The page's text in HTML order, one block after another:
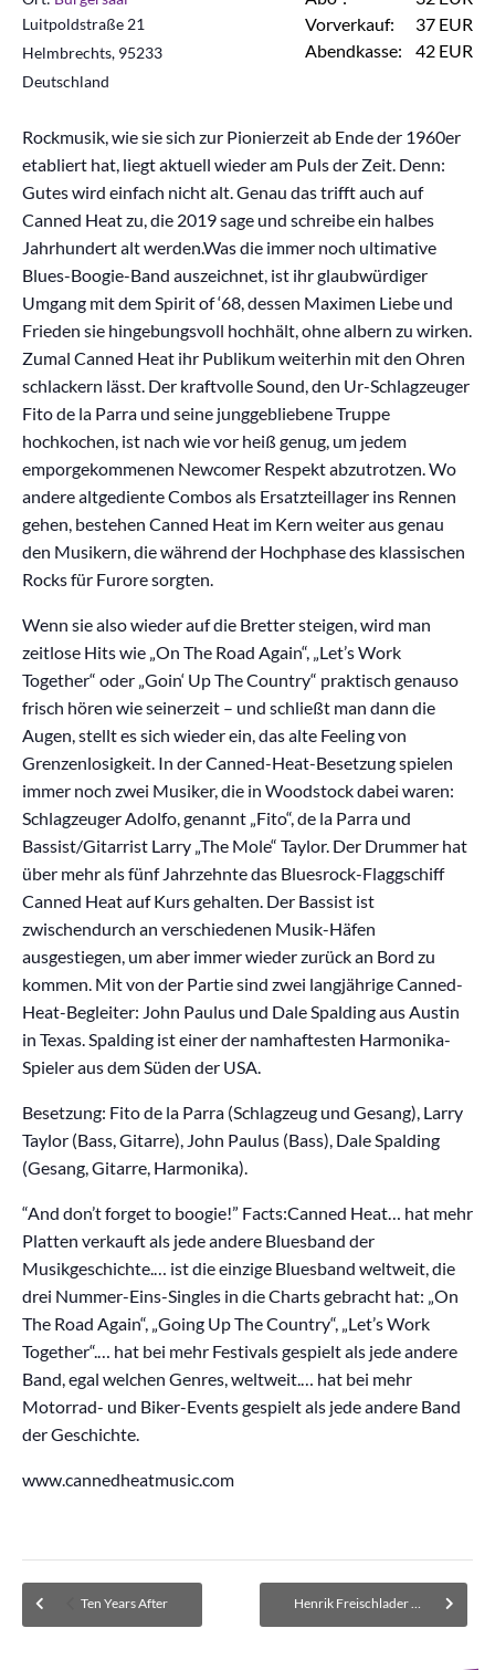
Luitpoldstraße 21
Helmbrechts, 95233
Deutschland
Vorverkauf:
37 EUR
Abendkasse:
42 EUR
Rockmusik, wie sie sich zur Pionierzeit ab Ende der 1960er
etabliert hat, liegt aktuell wieder am Puls der Zeit. Denn:
Gutes wird einfach nicht alt. Genau das trifft auch auf
Canned Heat zu, die 2019 sage und schreibe ein halbes
Jahrhundert alt werden.Was die immer noch ultimative
Blues-Boogie-Band auszeichnet, ist ihr glaubwürdiger
Umgang mit dem Spirit of ‘68, dessen Maximen Liebe und
Frieden sie hingebungsvoll hochhält, ohne albern zu wirken.
Zumal Canned Heat ihr Publikum weiterhin mit den Ohren
schlackern lässt. Der kraftvolle Sound, den Ur-Schlagzeuger
Fito de la Parra und seine junggebliebene Truppe
hochkochen, ist nach wie vor heiß genug, um jedem
emporgekommenen Newcomer Respekt abzutrotzen. Wo
andere altgediente Combos als Ersatzteillager ins Rennen
gehen, bestehen Canned Heat im Kern weiter aus genau
den Musikern, die während der Hochphase des klassischen
Rocks für Furore sorgten.
Wenn sie also wieder auf die Bretter steigen, wird man
zeitlose Hits wie „On The Road Again“, „Let’s Work
Together“ oder „Goin‘ Up The Country“ praktisch genauso
frisch hören wie seinerzeit – und schließt man dann die
Augen, stellt es sich wieder ein, das alte Feeling von
Grenzenlosigkeit. In der Canned-Heat-Besetzung spielen
immer noch zwei Musiker, die in Woodstock dabei waren:
Schlagzeuger Adolfo, genannt „Fito“, de la Parra und
Bassist/Gitarrist Larry „The Mole“ Taylor. Der Drummer hat
über mehr als fünf Jahrzehnte das Bluesrock-Flaggschiff
Canned Heat auf Kurs gehalten. Der Bassist ist
zwischendurch an verschiedenen Musik-Häfen
ausgestiegen, um aber immer wieder zurück an Bord zu
kommen. Mit von der Partie sind zwei langjährige Canned-
Heat-Begleiter: John Paulus und Dale Spalding aus Austin
in Texas. Spalding ist einer der namhaftesten Harmonika-
Spieler aus dem Süden der USA.
Besetzung: Fito de la Parra (Schlagzeug und Gesang), Larry
Taylor (Bass, Gitarre), John Paulus (Bass), Dale Spalding
(Gesang, Gitarre, Harmonika).
“And don’t forget to boogie!” Facts:Canned Heat… hat mehr
Platten verkauft als jede andere Bluesband der
Musikgeschichte.… ist die einzige Bluesband weltweit, die
drei Nummer-Eins-Singles in die Charts gebracht hat: „On
The Road Again“, „Going Up The Country“, „Let’s Work
Together“.… hat bei mehr Festivals gespielt als jede andere
Band, egal welchen Genres, weltweit.… hat bei mehr
Motorrad- und Biker-Events gespielt als jede andere Band
der Geschichte.
www.cannedheatmusic.com
Ten Years After Henrik Freischlader Band (Quintett)